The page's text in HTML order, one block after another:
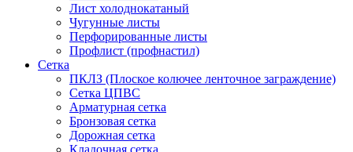
Лист холоднокатаный
Чугунные листы
Перфорированные листы
Профлист (профнастил)
Сетка
ПКЛЗ (Плоское колючее ленточное заграждение)
Сетка ЦПВС
Арматурная сетка
Бронзовая сетка
Дорожная сетка
Кладочная сетка